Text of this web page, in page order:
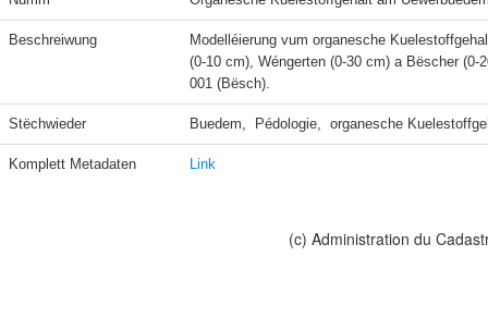
Beschreiwung
Modelléierung vum organesche
(0-10 cm), Wéngerten (0-30 cm) a Bëscher
001 (Bësch).
Stëchwieder Buedem,  Pédologie,  organesche
Komplett Metadaten Link
(c) Administration du